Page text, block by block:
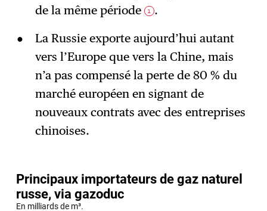
de la même période
1 .
La Russie exporte aujourd’hui autant
vers l’Europe que vers la Chine, mais
n’a pas compensé la perte de 80 % du
marché européen en signant de
nouveaux contrats avec des entreprises
chinoises.